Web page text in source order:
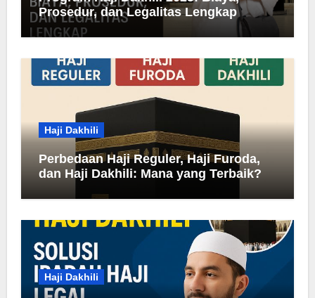
Prosedur, dan Legalitas Lengkap
Haji Dakhili
Perbedaan Haji Reguler, Haji Furoda,
dan Haji Dakhili: Mana yang Terbaik?
Haji Dakhili